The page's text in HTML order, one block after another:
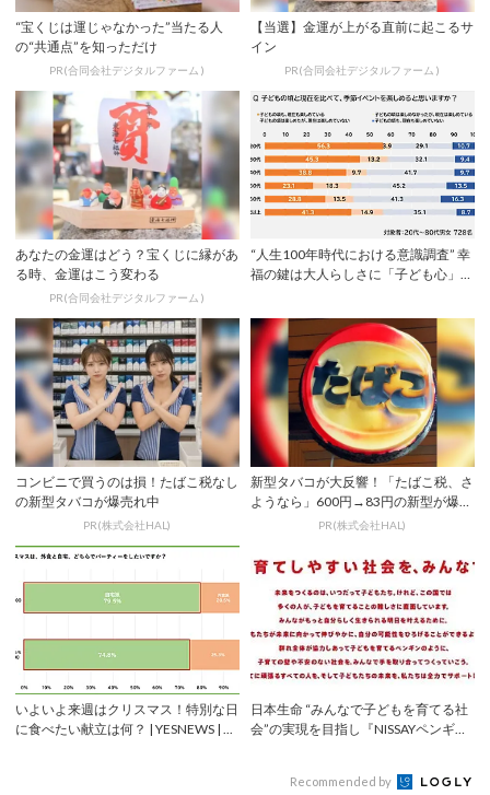
“宝くじは運じゃなかった”当たる人
の“共通点”を知っただけ
PR(合同会社デジタルファーム )
【当選】金運が上がる直前に起こるサ
イン
PR(合同会社デジタルファーム )
あなたの金運はどう？宝くじに縁があ
る時、金運はこう変わる
PR(合同会社デジタルファーム )
“人生100年時代における意識調査” 幸
福の鍵は大人らしさに「子ども心」を
コンビニで買うのは損！たばこ税なし
の新型タバコが爆売れ中
PR(株式会社HAL)
新型タバコが大反響！「たばこ税、さ
ようなら」600円→83円の新型が爆売
PR(株式会社HAL)
いよいよ来週はクリスマス！特別な日
に食べたい献立は何？ | YESNEWS | ...
日本生命 “みんなで子どもを育てる社
会”の実現を目指し『NISSAYペンギン
Recommended by